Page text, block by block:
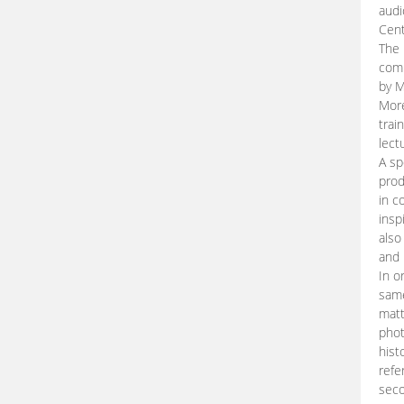
The
by
A
in
and
In